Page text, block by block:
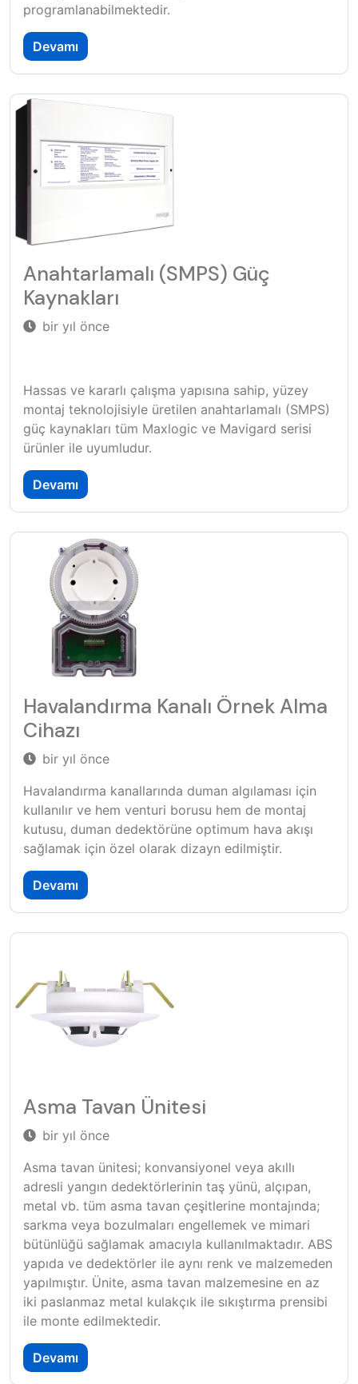
programlanabilmektedir.
Devamı
Anahtarlamalı (SMPS) Güç
Kaynakları
bir yıl önce
Hassas ve kararlı çalışma yapısına sahip, yüzey
montaj teknolojisiyle üretilen anahtarlamalı (SMPS)
güç kaynakları tüm Maxlogic ve Mavigard serisi
ürünler ile uyumludur.
Devamı
Havalandırma Kanalı Örnek Alma
Cihazı
bir yıl önce
Havalandırma kanallarında duman algılaması için
kullanılır ve hem venturi borusu hem de montaj
kutusu, duman dedektörüne optimum hava akışı
sağlamak için özel olarak dizayn edilmiştir.
Devamı
Asma Tavan Ünitesi
bir yıl önce
Asma tavan ünitesi; konvansiyonel veya akıllı
adresli yangın dedektörlerinin taş yünü, alçıpan,
metal vb. tüm asma tavan çeşitlerine montajında;
sarkma veya bozulmaları engellemek ve mimari
bütünlüğü sağlamak amacıyla kullanılmaktadır. ABS
yapıda ve dedektörler ile aynı renk ve malzemeden
yapılmıştır. Ünite, asma tavan malzemesine en az
iki paslanmaz metal kulakçık ile sıkıştırma prensibi
ile monte edilmektedir.
Devamı